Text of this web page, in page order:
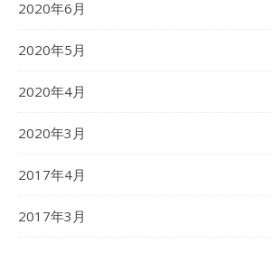
2020年6月
2020年5月
2020年4月
2020年3月
2017年4月
2017年3月